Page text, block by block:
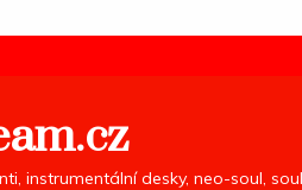
instrumentální desky, neo-soul,